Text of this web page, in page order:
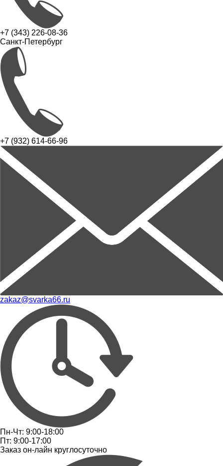
+7 (343) 226-08-36
Санкт-Петербург
+7 (932) 614-66-96
zakaz@svarka66.ru
Пн-Чт: 9:00-18:00
Пт: 9:00-17:00
Заказ он-лайн круглосуточно